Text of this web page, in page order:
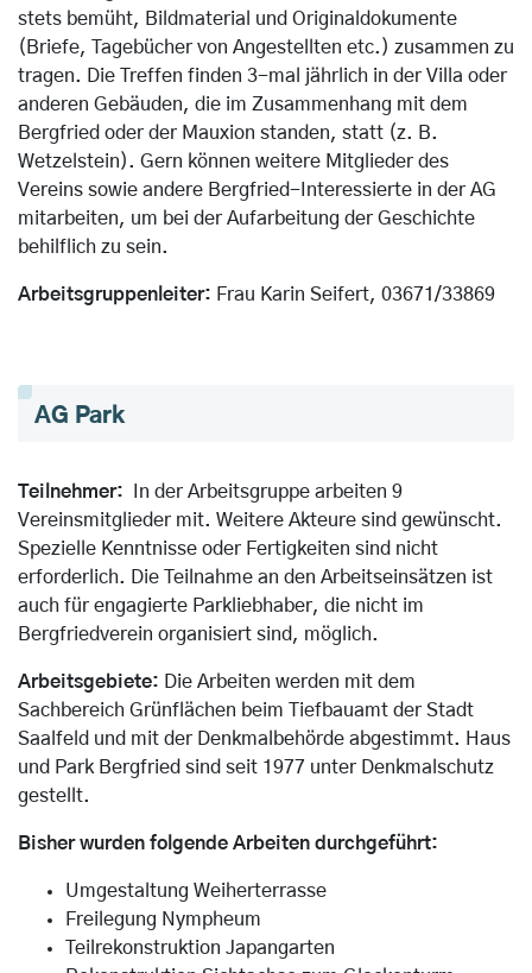
stets bemüht, Bildmaterial und Originaldokumente
(Briefe, Tagebücher von Angestellten etc.) zusammen zu
tragen.
Die Treffen finden 3-mal jährlich in der Villa oder
anderen Gebäuden, die im Zusammenhang mit dem
Bergfried oder der Mauxion standen, statt (z. B.
Wetzelstein). Gern können weitere Mitglieder des
Vereins sowie andere Bergfried-Interessierte in der AG
mitarbeiten, um bei der Aufarbeitung der Geschichte
behilflich zu sein.
Arbeitsgruppenleiter: Frau Karin Seifert, 03671/33869
AG Park
Teilnehmer: In der Arbeitsgruppe arbeiten 9
Vereinsmitglieder mit. Weitere Akteure sind gewünscht.
Spezielle Kenntnisse oder Fertigkeiten sind nicht
erforderlich. Die Teilnahme an den Arbeitseinsätzen ist
auch für engagierte Parkliebhaber, die nicht im
Bergfriedverein organisiert sind, möglich.
Arbeitsgebiete: Die Arbeiten werden mit dem
Sachbereich Grünflächen beim Tiefbauamt der Stadt
Saalfeld und mit der Denkmalbehörde abgestimmt. Haus
und Park Bergfried sind seit 1977 unter Denkmalschutz
gestellt.
Bisher wurden folgende Arbeiten durchgeführt:
Umgestaltung Weiherterrasse
Freilegung Nympheum
Teilrekonstruktion Japangarten